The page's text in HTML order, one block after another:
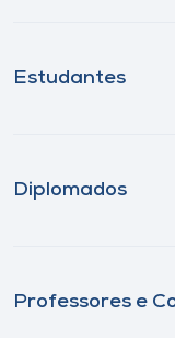
Estudantes
Diplomados
Professores e